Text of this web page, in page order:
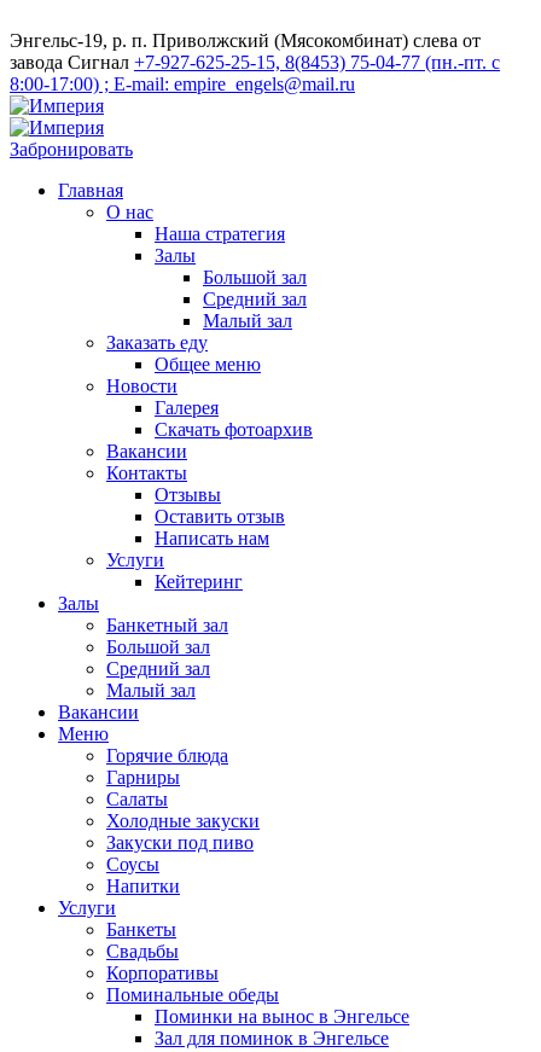
Энгельс-19, р. п. Приволжский (Мясокомбинат) слева от
завода Сигнал +7-927-625-25-15, 8(8453) 75-04-77 (пн.-пт. с
8:00-17:00) ; E-mail: empire_engels@mail.ru
Забронировать
Главная
О нас
Наша стратегия
Залы
Большой зал
Средний зал
Малый зал
Заказать еду
Общее меню
Новости
Галерея
Скачать фотоархив
Вакансии
Контакты
Отзывы
Оставить отзыв
Написать нам
Услуги
Кейтеринг
Залы
Банкетный зал
Большой зал
Средний зал
Малый зал
Вакансии
Меню
Горячие блюда
Гарниры
Салаты
Холодные закуски
Закуски под пиво
Соусы
Напитки
Услуги
Банкеты
Свадьбы
Корпоративы
Поминальные обеды
Поминки на вынос в Энгельсе
Зал для поминок в Энгельсе